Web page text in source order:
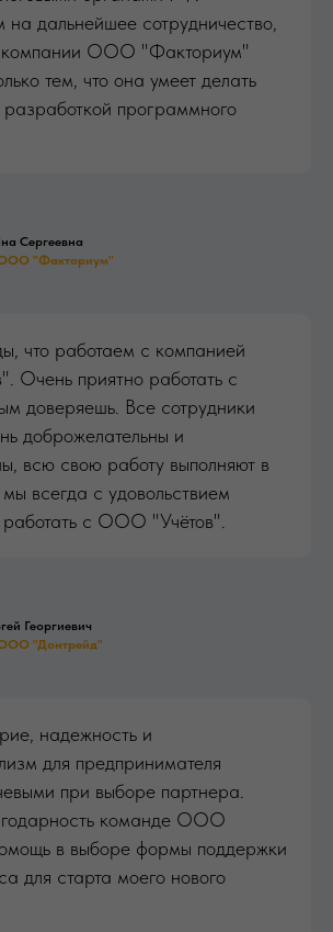
на дальнейшее сотрудничество,
компании ООО "Факториум"
тем, что она умеет делать
программного
Сергеевна
"Факториум"
что работаем с компанией
Очень приятно работать с
доверяешь. Все сотрудники
доброжелательны и
всю свою работу выполняют в
всегда с удовольствием
с ООО "Учётов".
Георгиевич
"Донтрейд"
надежность и
для предпринимателя
при выборе партнера.
команде ООО
в выборе формы поддержки
для старта моего нового